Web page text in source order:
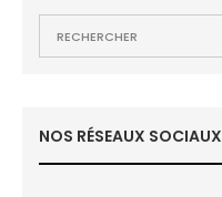
NOS RÉSEAUX SOCIAUX